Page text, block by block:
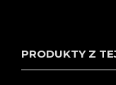
PRODUKTY Z